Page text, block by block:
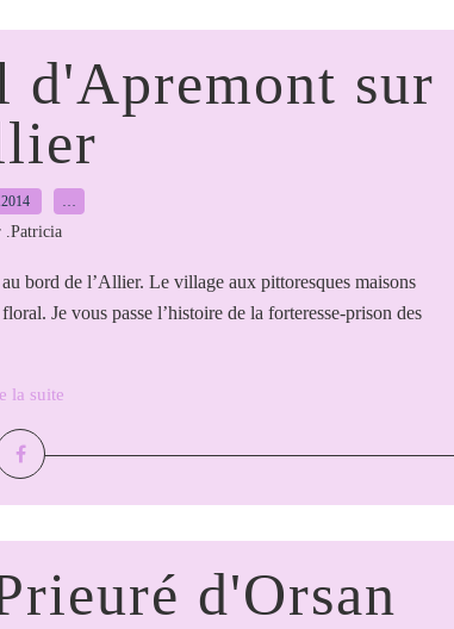
sur
…
.Patricia
bord de l’Allier. Le village aux pittoresques maisons
Je vous passe l’histoire de la forteresse-prison des
la suite
d'Orsan